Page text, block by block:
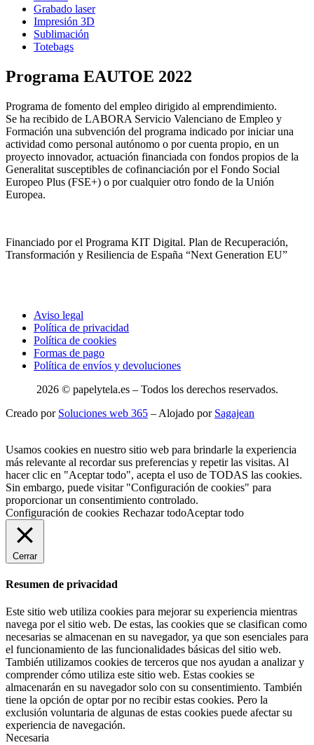
Grabado laser
Impresión 3D
Sublimación
Totebags
Programa EAUTOE 2022
Programa de fomento del empleo dirigido al emprendimiento.
Se ha recibido de LABORA Servicio Valenciano de Empleo y
Formación una subvención del programa indicado por iniciar una
actividad como personal autónomo o por cuenta propio, en un
proyecto innovador, actuación financiada con fondos propios de la
Generalitat susceptibles de cofinanciación por el Fondo Social
Europeo Plus (FSE+) o por cualquier otro fondo de la Unión
Europea.
Financiado por el Programa KIT Digital. Plan de Recuperación,
Transformación y Resiliencia de España “Next Generation EU”
Aviso legal
Política de privacidad
Política de cookies
Formas de pago
Política de envíos y devoluciones
2026 © papelytela.es – Todos los derechos reservados.
Creado por Soluciones web 365 – Alojado por Sagajean
Usamos cookies en nuestro sitio web para brindarle la experiencia
más relevante al recordar sus preferencias y repetir las visitas. Al
hacer clic en "Aceptar todo", acepta el uso de TODAS las cookies.
Sin embargo, puede visitar "Configuración de cookies" para
proporcionar un consentimiento controlado.
Configuración de cookies Rechazar todoAceptar todo
Cerrar
Resumen de privacidad
Este sitio web utiliza cookies para mejorar su experiencia mientras
navega por el sitio web. De estas, las cookies que se clasifican como
necesarias se almacenan en su navegador, ya que son esenciales para
el funcionamiento de las funcionalidades básicas del sitio web.
También utilizamos cookies de terceros que nos ayudan a analizar y
comprender cómo utiliza este sitio web. Estas cookies se
almacenarán en su navegador solo con su consentimiento. También
tiene la opción de optar por no recibir estas cookies. Pero la
exclusión voluntaria de algunas de estas cookies puede afectar su
experiencia de navegación.
Necesaria